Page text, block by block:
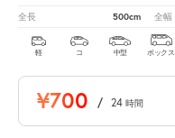
全長 500cm 全幅
軽 コ 中型 ボックス
¥700 / 24 時間